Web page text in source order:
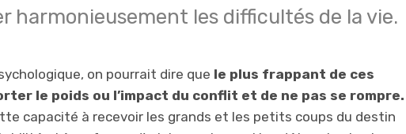
harmonieusement les difficultés de la vie.
on pourrait dire que le plus frappant de ces
le poids ou l’impact du conflit et de ne pas se rompre.
capacité à recevoir les grands et les petits coups du destin